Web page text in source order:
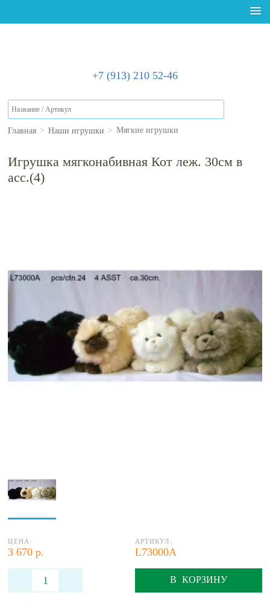
+7 (913) 210 52-46
Главная > Наши игрушки > Мягкие игрушки
Игрушка мягконабивная Кот леж. 30см в
асс.(4)
ЦЕНА:
3 670 р.
АРТИКУЛ:
L73000A
В КОРЗИНУ